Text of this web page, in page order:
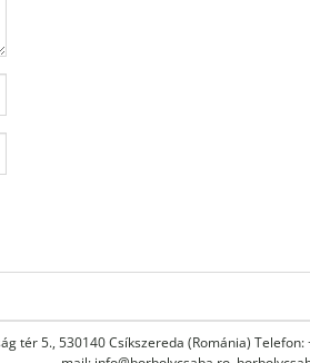
tér 5., 530140 Csíkszereda (Románia) Telefon: